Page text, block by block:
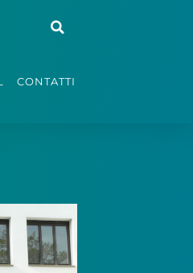
CONTATTI